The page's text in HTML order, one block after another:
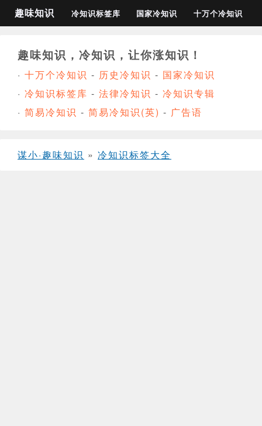
趣味知识 冷知识标签库 国家冷知识 十万个冷知识
趣味知识，冷知识，让你涨知识！
· 十万个冷知识 - 历史冷知识 - 国家冷知识
· 冷知识标签库 - 法律冷知识 - 冷知识专辑
· 简易冷知识 - 简易冷知识(英) - 广告语
谋小·趣味知识 » 冷知识标签大全